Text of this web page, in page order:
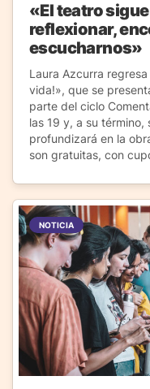
«El teatro
reflexionar,
escucharnos»
Laura Azcurra
vida!», que se
parte del ciclo
las 19 y, a su término,
profundizará en la
son gratuitas, con
NOTICIA